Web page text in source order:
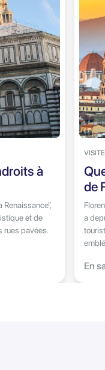
à
et de
rues pavées.
de
a
En